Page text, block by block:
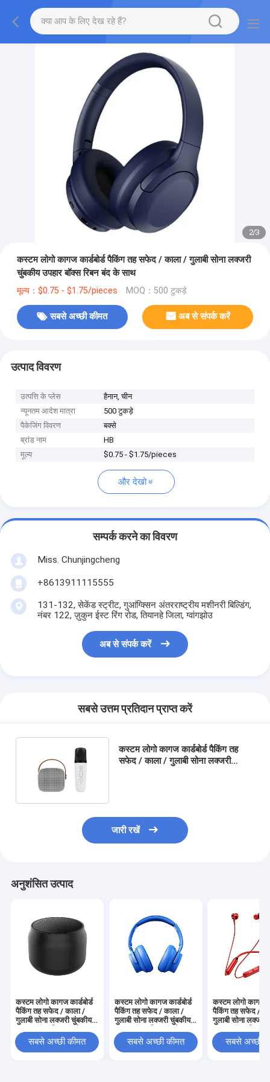
2/3
कस्टम लोगो कागज कार्डबोर्ड पैकिंग तह सफेद / काला / गुलाबी सोना लक्जरी
चुंबकीय उपहार बॉक्स रिबन बंद के साथ
मूल्य：$0.75 - $1.75/pieces MOQ：500 टुकड़े
सबसे अच्छी कीमत अब से संपर्क करें
उत्पाद विवरण
उत्पत्ति के प्लेस
हैनान, चीन
न्यूनतम आदेश मात्रा
500 टुकड़े
पैकेजिंग विवरण
बक्से
ब्रांड नाम
HB
मूल्य
$0.75 - $1.75/pieces
और देखो
सम्पर्क करने का विवरण
Miss. Chunjingcheng
+8613911115555
131-132, सेकेंड स्ट्रीट, गुआंग्क्सिन अंतरराष्ट्रीय मशीनरी बिल्डिंग,
नंबर 122, ज़ुकुन ईस्ट रिंग रोड, तियानहे जिला, ग्वांगझोउ
अब से संपर्क करें
सबसे उत्तम प्रतिदान प्राप्त करें
कस्टम लोगो कागज कार्डबोर्ड पैकिंग तह
सफेद / काला / गुलाबी सोना लक्जरी
जारी रखें
अनुशंसित उत्पाद
कस्टम लोगो कागज कार्डबोर्ड
पैकिंग तह सफेद / काला /
गुलाबी सोना लक्जरी चुंबकीय
सबसे अच्छी कीमत
कस्टम लोगो कागज कार्डबोर्ड
पैकिंग तह सफेद / काला /
गुलाबी सोना लक्जरी चुंबकीय
सबसे अच्छी कीमत
कस्टम लोगो कागज
पैकिंग तह सफेद /
गुलाबी सोना
सबसे अच्छी